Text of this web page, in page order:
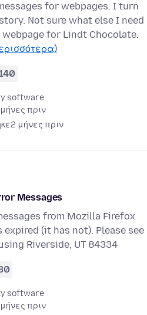
for webpages. I turn
Not sure what else I need
for Lindt Chocolate.
software
πριν
2 μήνες πριν
Messages
from Mozilla Firefox
(it has not). Please see
Riverside, UT 84334
software
πριν